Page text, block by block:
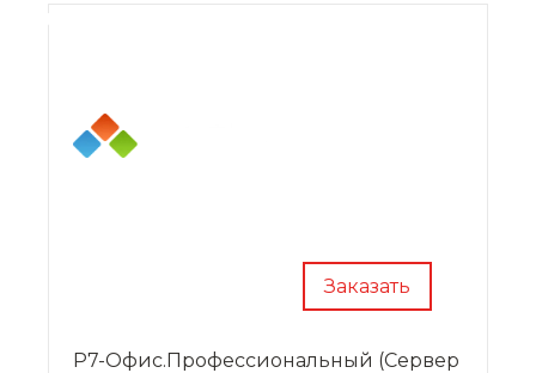
Заказать
Р7-Офис.Профессиональный (Сервер